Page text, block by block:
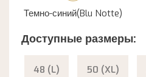
Темно-синий(Blu Notte)
Доступные размеры:
48 (L) 50 (XL)